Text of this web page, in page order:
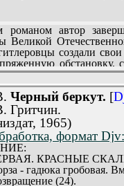
автор
Великой
создали
врага.
Черный беркут. [
Гритчин.
1965)
формат
КРАСНЫЕ
- гадюка гробовая.
(24).